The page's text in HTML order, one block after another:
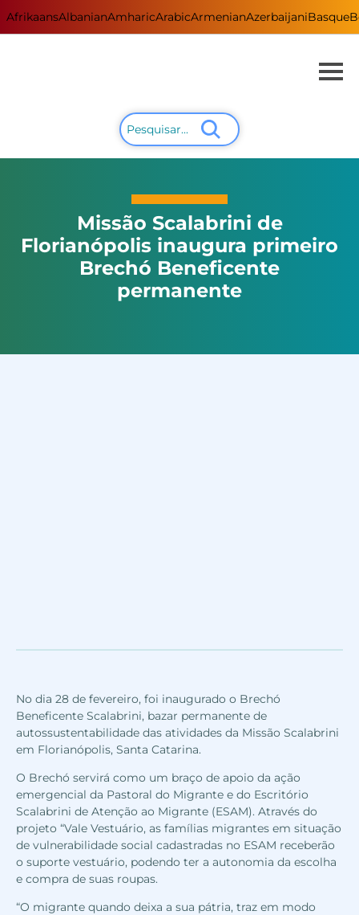
AfrikaansAlbanianAmharicArabicArmenianAzerbaijaniBasque
Missão Scalabrini de
Florianópolis inaugura primeiro
Brechó Beneficente
permanente
No dia 28 de fevereiro, foi inaugurado o Brechó
Beneficente Scalabrini, bazar permanente de
autossustentabilidade das atividades da Missão Scalabrini
em Florianópolis, Santa Catarina.
O Brechó servirá como um braço de apoio da ação
emergencial da Pastoral do Migrante e do Escritório
Scalabrini de Atenção ao Migrante (ESAM). Através do
projeto “Vale Vestuário, as famílias migrantes em situação
de vulnerabilidade social cadastradas no ESAM receberão
o suporte vestuário, podendo ter a autonomia da escolha
e compra de suas roupas.
“O migrante quando deixa a sua pátria, traz em modo